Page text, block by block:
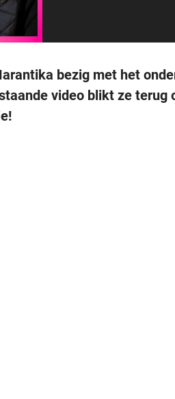
bezig met het
video blikt ze